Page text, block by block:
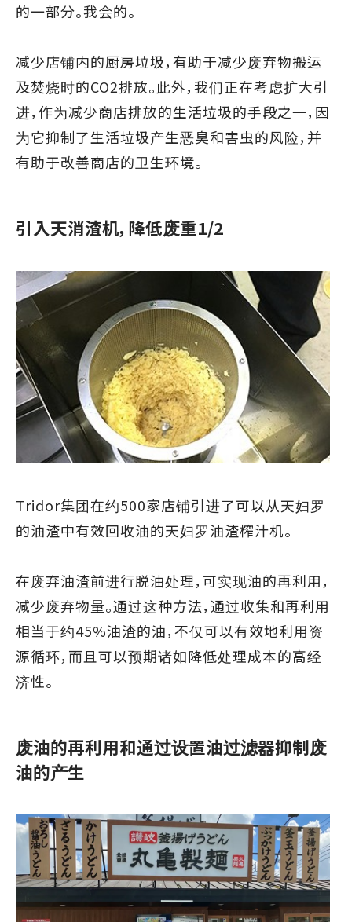
的一部分。我会的。
减少店铺内的厨房垃圾，有助于减少废弃物搬运
及焚烧时的CO2排放。此外，我们正在考虑扩大引
进，作为减少商店排放的生活垃圾的手段之一，因
为它抑制了生活垃圾产生恶臭和害虫的风险，并
有助于改善商店的卫生环境。
引入天消渣机，降低废重1/2
Tridor集团在约500家店铺引进了可以从天妇罗
的油渣中有效回收油的天妇罗油渣榨汁机。
在废弃油渣前进行脱油处理，可实现油的再利用，
减少废弃物量。通过这种方法，通过收集和再利用
相当于约45%油渣的油，不仅可以有效地利用资
源循环，而且可以预期诸如降低处理成本的高经
济性。
废油的再利用和通过设置油过滤器抑制废
油的产生